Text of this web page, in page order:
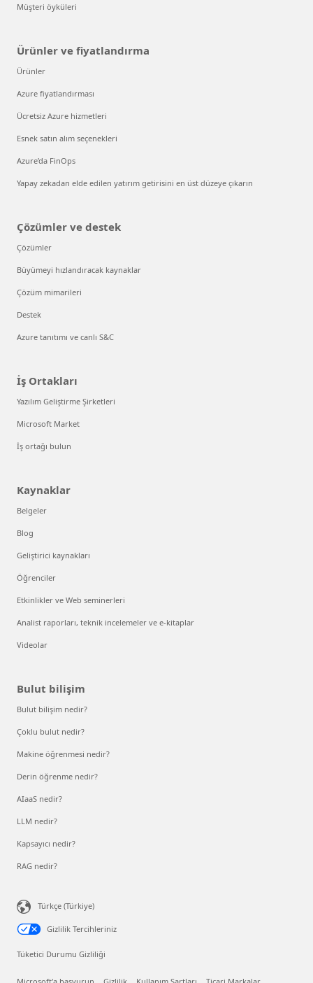
Müşteri öyküleri
Ürünler ve fiyatlandırma
Ürünler
Azure fiyatlandırması
Ücretsiz Azure hizmetleri
Esnek satın alım seçenekleri
Azure’da FinOps
Yapay zekadan elde edilen yatırım getirisini en üst düzeye çıkarın
Çözümler ve destek
Çözümler
Büyümeyi hızlandıracak kaynaklar
Çözüm mimarileri
Destek
Azure tanıtımı ve canlı S&C
İş Ortakları
Yazılım Geliştirme Şirketleri
Microsoft Market
İş ortağı bulun
Kaynaklar
Belgeler
Blog
Geliştirici kaynakları
Öğrenciler
Etkinlikler ve Web seminerleri
Analist raporları, teknik incelemeler ve e-kitaplar
Videolar
Bulut bilişim
Bulut bilişim nedir?
Çoklu bulut nedir?
Makine öğrenmesi nedir?
Derin öğrenme nedir?
AIaaS nedir?
LLM nedir?
Kapsayıcı nedir?
RAG nedir?
Türkçe (Türkiye)
Gizlilik Tercihleriniz
Tüketici Durumu Gizliliği